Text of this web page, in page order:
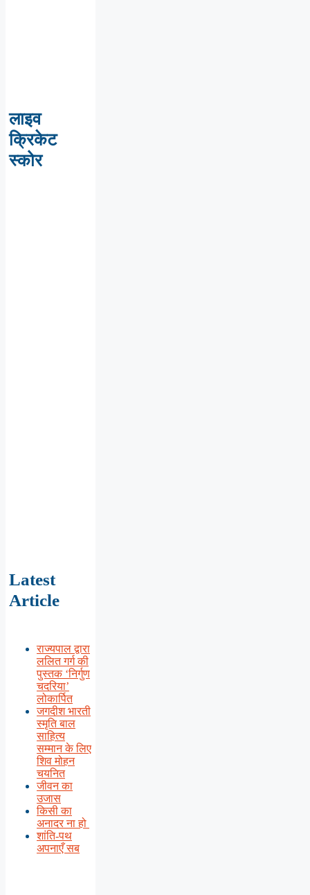
लाइव
क्रिकेट
स्कोर
Latest
Article
राज्यपाल द्वारा
ललित गर्ग की
पुस्तक ‘निर्गुण
चदरिया’
लोकार्पित
जगदीश भारती
स्मृति बाल
साहित्य
सम्मान के लिए
शिव मोहन
चयनित
जीवन का
उजास
किसी का
अनादर ना हो
शांति-पथ
अपनाएँ सब